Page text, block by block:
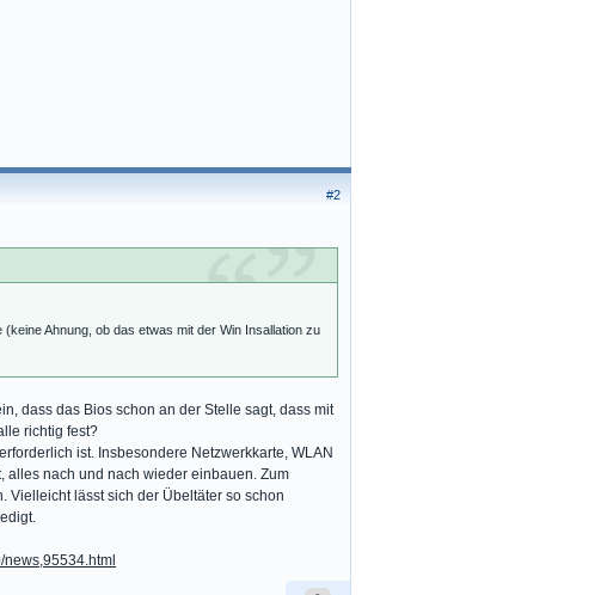
#2
Ahnung, ob das etwas mit der Win Insallation zu
dass das Bios schon an der Stelle sagt, dass mit
richtig fest?
ist. Insbesondere Netzwerkkarte, WLAN
alles nach und nach wieder einbauen. Zum
Vielleicht lässt sich der Übeltäter so schon
news,95534.html